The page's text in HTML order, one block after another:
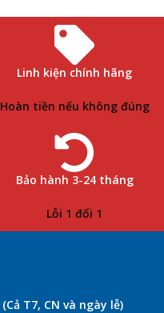
Linh kiện chính hãng
Hoàn tiền nếu không đúng
Bảo hành 3-24 tháng
Lỗi 1 đổi 1
T7, CN và ngày lễ)